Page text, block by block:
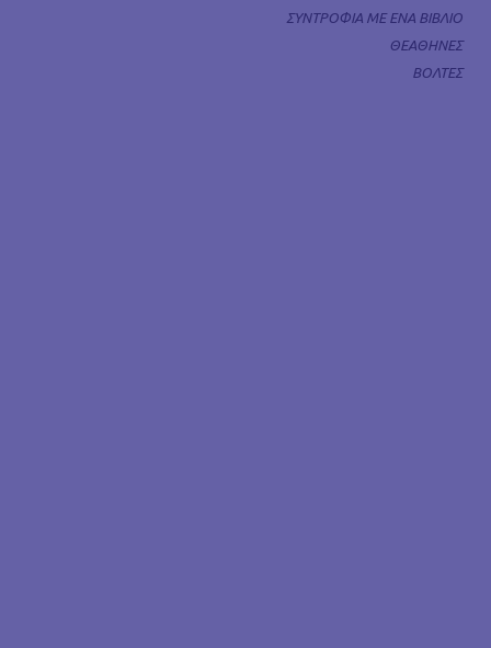
ΣΥΝΤΡΟΦΙΑ ΜΕ ΕΝΑ ΒΙΒΛΙΟ
ΘΕΑΘΗΝΕΣ
ΒΟΛΤΕΣ